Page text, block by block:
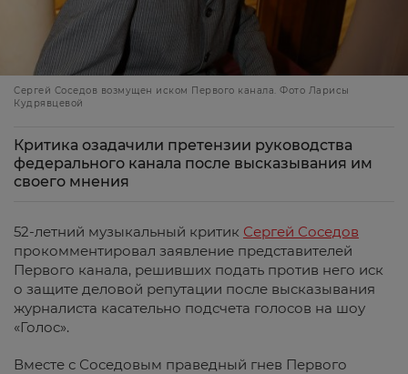
Сергей Соседов возмущен иском Первого канала. Фото Ларисы
Кудрявцевой
Критика озадачили претензии руководства
федерального канала после высказывания им
своего мнения
52-летний музыкальный критик Сергей Соседов
прокомментировал заявление представителей
Первого канала, решивших подать против него иск
о защите деловой репутации после высказывания
журналиста касательно подсчета голосов на шоу
«Голос».
Вместе с Соседовым праведный гнев Первого